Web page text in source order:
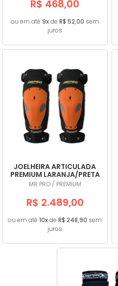
R$ 468,00
ou em até 9xde R$ 52,00 sem
juros
JOELHEIRA ARTICULADA
PREMIUM LARANJA/PRETA
- MR PRO
MR PRO / PREMIUM
R$ 2.489,00
ou em até 10xde R$ 248,90 sem
juros